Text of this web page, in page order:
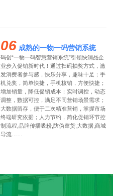
06 成熟的一物一码营销系统
码创“一物一码智慧营销系统”引领快消品企
业步入促销新时代！通过扫码抽奖方式，激
发消费者参与感，快乐分享，趣味十足；手
机兑奖，简单快捷，手机核销，方便快捷；
增加销量，降低促销成本；实时调控，动态
调整，数据可控，满足不同营销场景需求；
大数据留存，便于二次精准营销，掌握市场
终端研究依据；人力节约，简化促销环节控
制流程,品牌传播吸粉,防伪窜货,大数据,商城
导流……